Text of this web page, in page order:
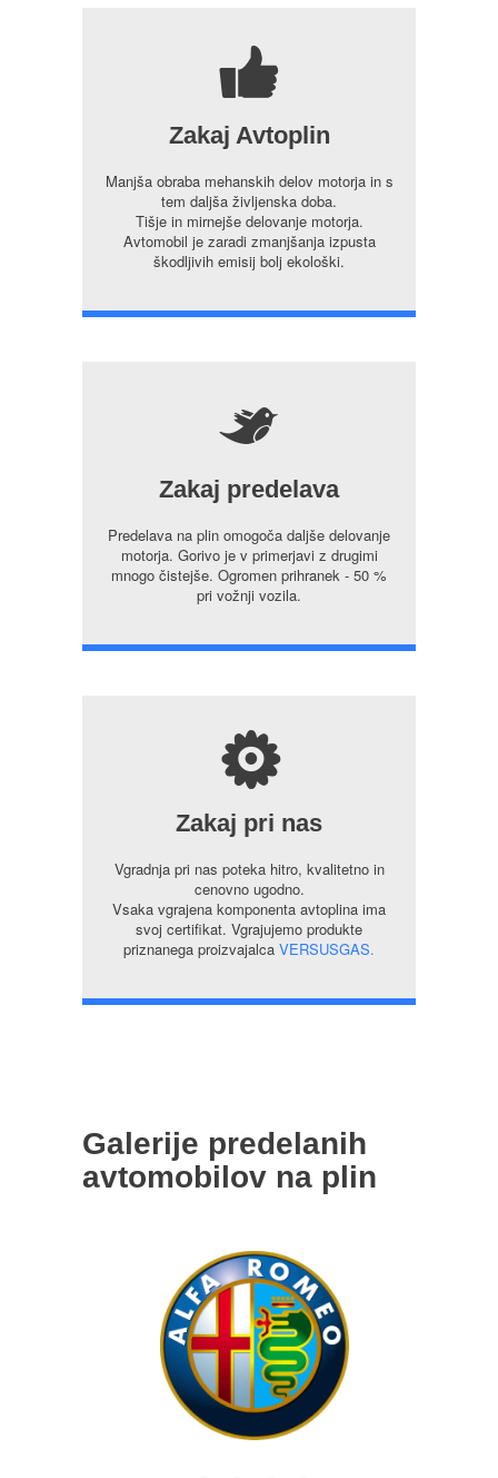
7
Zakaj Avtoplin
Manjša obraba mehanskih delov motorja in s
tem daljša življenska doba.
Tišje in mirnejše delovanje motorja.
Avtomobil je zaradi zmanjšanja izpusta
škodljivih emisij bolj ekološki.
5
Zakaj predelava
Predelava na plin omogoča daljše delovanje
motorja. Gorivo je v primerjavi z drugimi
mnogo čistejše. Ogromen prihranek - 50 %
pri vožnji vozila.
s
Zakaj pri nas
Vgradnja pri nas poteka hitro, kvalitetno in
cenovno ugodno.
Vsaka vgrajena komponenta avtoplina ima
svoj certifikat. Vgrajujemo produkte
priznanega proizvajalca VERSUSGAS.
Galerije predelanih
avtomobilov na plin